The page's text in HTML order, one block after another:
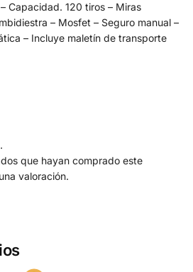
Capacidad. 120 tiros – Miras
– Mosfet – Seguro manual –
– Incluye maletín de transporte
que hayan comprado este
valoración.